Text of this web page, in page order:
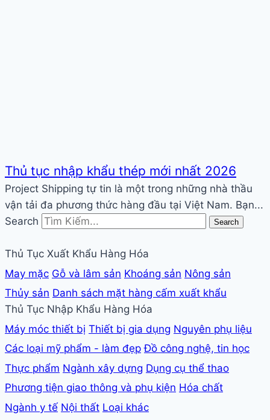
Thủ tục nhập khẩu thép mới nhất 2026
Project Shipping tự tin là một trong những nhà thầu
vận tải đa phương thức hàng đầu tại Việt Nam. Bạn...
Search
Search
Thủ Tục Xuất Khẩu Hàng Hóa
May mặc Gỗ và lâm sản Khoáng sản Nông sản
Thủy sản Danh sách mặt hàng cấm xuất khẩu
Thủ Tục Nhập Khẩu Hàng Hóa
Máy móc thiết bị Thiết bị gia dụng Nguyên phụ liệu
Các loại mỹ phẩm - làm đẹp Đồ công nghệ, tin học
Thực phẩm Ngành xây dựng Dụng cụ thể thao
Phương tiện giao thông và phụ kiện Hóa chất
Ngành y tế Nội thất Loại khác